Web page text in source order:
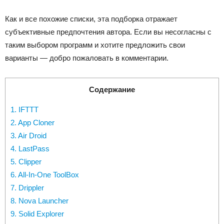
Как и все похожие списки, эта подборка отражает
субъективные предпочтения автора. Если вы несогласны с
таким выбором программ и хотите предложить свои
варианты — добро пожаловать в комментарии.
Содержание
1. IFTTT
2. App Cloner
3. Air Droid
4. LastPass
5. Clipper
6. All-In-One ToolBox
7. Drippler
8. Nova Launcher
9. Solid Explorer